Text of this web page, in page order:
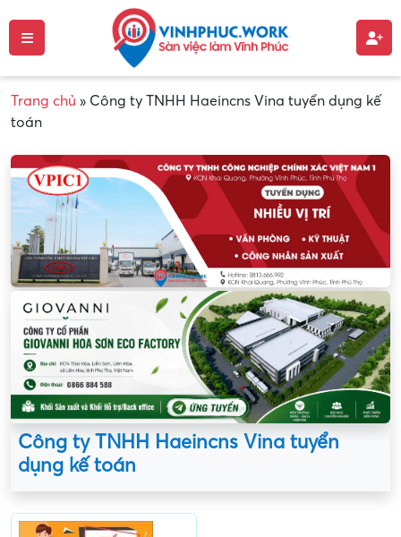
Trang chủ » Công ty TNHH Haeincns Vina tuyển dụng kế
toán
Công ty TNHH Haeincns Vina tuyển
dụng kế toán